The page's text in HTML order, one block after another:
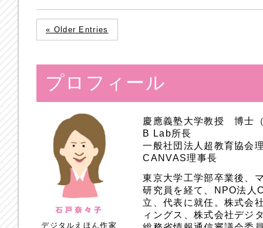
« Older Entries
プロフィール
デジタルえほん作家
慶應義塾大学教授 博士
B Lab所長
一般社団法人超教育協会
CANVAS理事長
東京大学工学部卒業後、
研究員を経て、NPO法人
立、代表に就任。株式会
ィングス、株式会社デジ